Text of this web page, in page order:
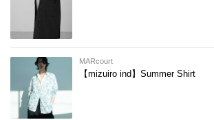
MARcourt
【mizuiro ind】Summer Shirt